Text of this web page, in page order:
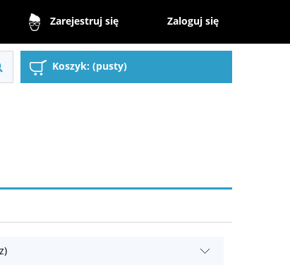
Zarejestruj się Zaloguj się
Koszyk: (pusty)